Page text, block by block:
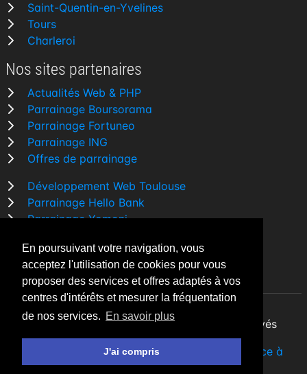
En poursuivant votre navigation, vous
acceptez l'utilisation de cookies pour vous
proposer des services et offres adaptés à vos
centres d'intérêts et mesurer la fréquentation
de nos services. En savoir plus
J'ai compris
Saint-Quentin-en-Yvelines
Tours
Charleroi
Nos sites partenaires
Actualités Web & PHP
Parrainage Boursorama
Parrainage Fortuneo
Parrainage ING
Offres de parrainage
Développement Web Toulouse
Parrainage Hello Bank
Parrainage Yomoni
Comparatif banque
By Night v5.7.3| © 2026 - Tous droits réservés
par undéveloppeur Web Freelance à
Toulouse